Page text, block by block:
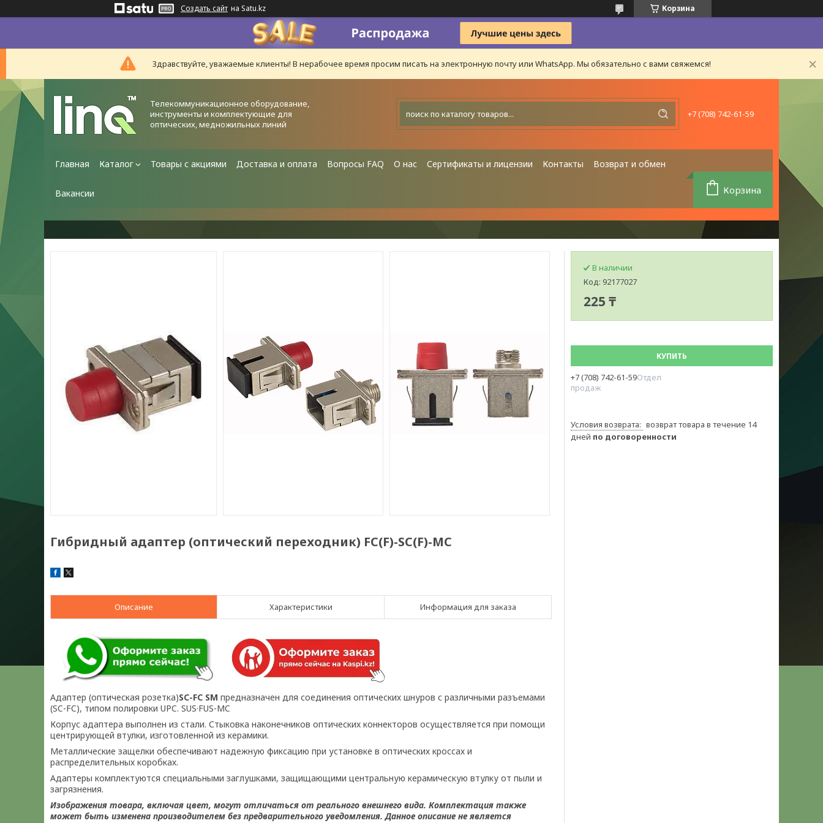
Создать сайт на Satu.kz Корзина
Здравствуйте, уважаемые клиенты! В нерабочее время просим писать на электронную почту или WhatsApp. Мы обязательно с вами свяжемся!
Телекоммуникационное оборудование,
инструменты и комплектующие для
оптических, медножильных линий
+7 (708) 742-61-59
Главная Каталог Товары с акциями Доставка и оплата Вопросы FAQ О нас Сертификаты и лицензии Контакты Возврат и обмен
Вакансии Корзина
Гибридный адаптер (оптический переходник) FC(F)-SC(F)-MC
Описание Характеристики Информация для заказа
Адаптер (оптическая розетка)SC-FC SM предназначен для соединения оптических шнуров с различными разъемами
(SC-FC), типом полировки UPC. SUS·FUS-MC
Корпус адаптера выполнен из cтали. Стыковка наконечников оптических коннекторов осуществляется при помощи
центрирующей втулки, изготовленной из керамики.
Металлические защелки обеспечивают надежную фиксацию при установке в оптических кроссах и
распределительных коробках.
Адаптеры комплектуются специальными заглушками, защищающими центральную керамическую втулку от пыли и
загрязнения.
Изображения товара, включая цвет, могут отличаться от реального внешнего вида. Комплектация также
может быть изменена производителем без предварительного уведомления. Данное описание не является
В наличии
Код: 92177027
225 ₸
КУПИТЬ
+7 (708) 742-61-59Отдел
продаж
возврат товара в течение 14
дней по договоренности